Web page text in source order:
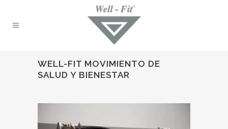
WELL-FIT MOVIMIENTO DE
SALUD Y BIENESTAR